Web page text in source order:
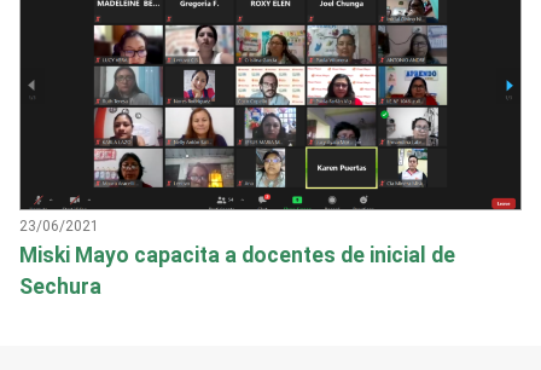
23/06/2021
Miski Mayo capacita a docentes de inicial de
Sechura